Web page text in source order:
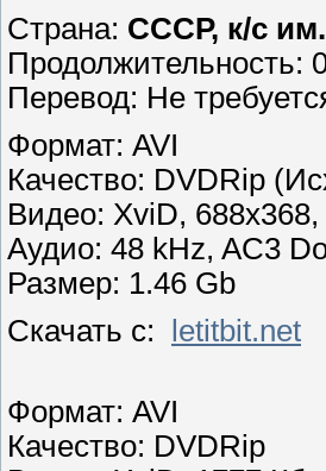
Страна: СССР, к/с
Продолжительность:
Перевод: Не
Формат: AVI
Качество: DVDRip
Видео: XviD,
Аудио: 48 kHz, AC3
Размер: 1.46 Gb
Скачать с: letitbit.net
Формат: AVI
Качество: DVDRip